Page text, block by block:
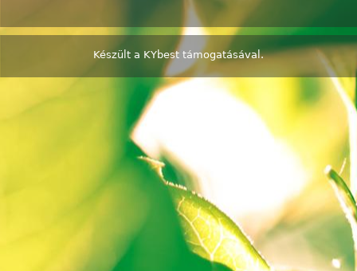
Készült a KYbest támogatásával.